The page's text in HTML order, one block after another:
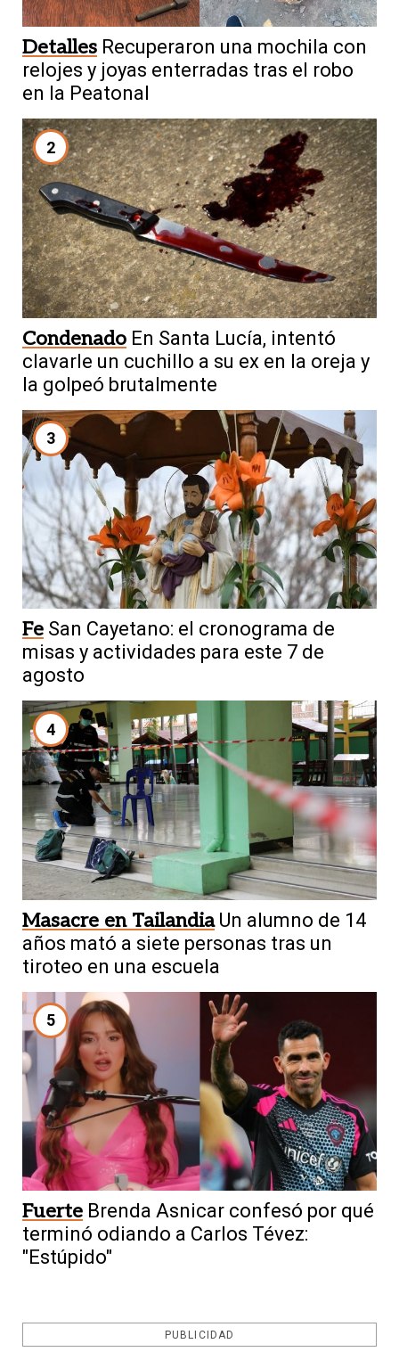
Detalles Recuperaron una mochila con
relojes y joyas enterradas tras el robo
en la Peatonal
2
Condenado En Santa Lucía, intentó
clavarle un cuchillo a su ex en la oreja y
la golpeó brutalmente
3
Fe San Cayetano: el cronograma de
misas y actividades para este 7 de
agosto
4
Masacre en Tailandia Un alumno de 14
años mató a siete personas tras un
tiroteo en una escuela
5
Fuerte Brenda Asnicar confesó por qué
terminó odiando a Carlos Tévez:
"Estúpido"
PUBLICIDAD